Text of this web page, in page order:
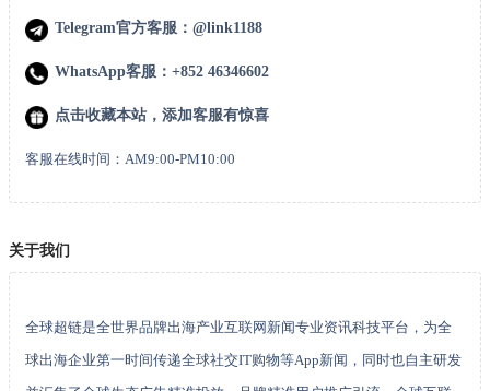
Telegram官方客服：@link1188
WhatsApp客服：+852 46346602
点击收藏本站，添加客服有惊喜
客服在线时间：AM9:00-PM10:00
关于我们
全球超链是全世界品牌出海产业互联网新闻专业资讯科技平台，为全
球出海企业第一时间传递全球社交IT购物等App新闻，同时也自主研发